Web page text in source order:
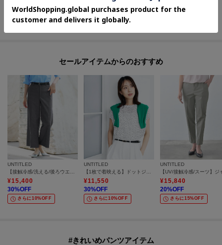
30%OFF
さらに10%OFF
30 %OFF
さらに10%OFF
30%OFF
セールアイテムからのおすすめ
UNTITLED
【接触冷感/洗える/後ろウエストゴム】オックスワイドパンツ
¥15,400
30%OFF
さらに10%OFF
UNTITLED
【1枚で着映える】ドットジャガードブラウス
¥11,550
30%OFF
さらに10%OFF
UNTITLED
¥15,840
20%OFF
さらに15%OFF
#きれいめパンツアイテム